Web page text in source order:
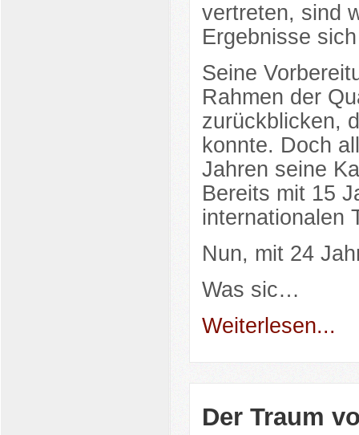
vertreten, sind
Ergebnisse
Seine
Rahmen der
zurückblicken,
konnte. Doch
Jahren seine
Bereits mit 15
internationalen
Nun, mit 24
Was sic…
Weiterlesen...
Der Traum